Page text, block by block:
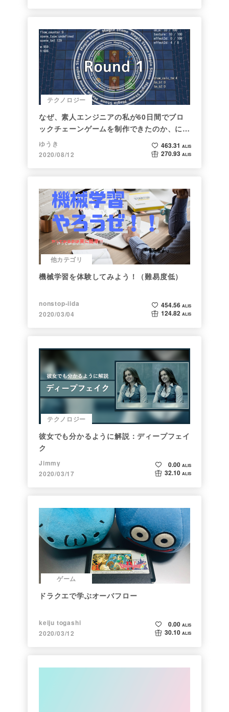
テクノロジー
なぜ、素人エンジニアの私が60日間でブロ
ックチェーンゲームを制作できたのか、につ
いて語ってみた
ゆうき
2020/08/12
463.31 ALIS
270.93 ALIS
他カテゴリ
機械学習を体験してみよう！（難易度低）
nonstop-iida
2020/03/04
454.56 ALIS
124.82 ALIS
テクノロジー
彼女でも分かるように解説：ディープフェイ
ク
Jimmy
2020/03/17
0.00 ALIS
32.10 ALIS
ゲーム
ドラクエで学ぶオーバフロー
keiju togashi
2020/03/12
0.00 ALIS
30.10 ALIS